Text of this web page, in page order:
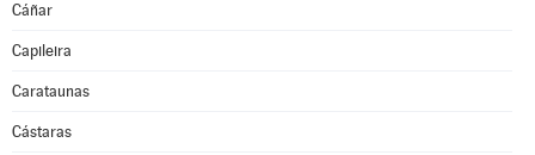
Cáñar
Capileira
Carataunas
Cástaras